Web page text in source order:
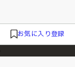
お気に入り登録